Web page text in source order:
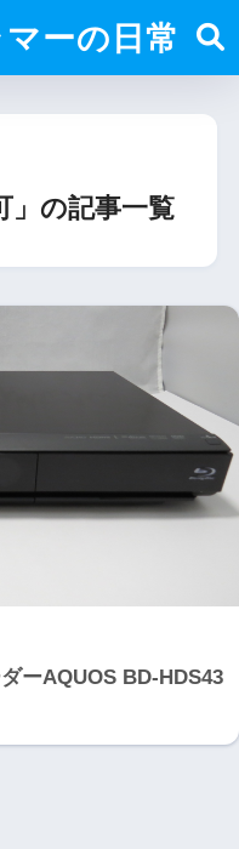
ーの日常
」の記事一覧
ーAQUOS BD-HDS43